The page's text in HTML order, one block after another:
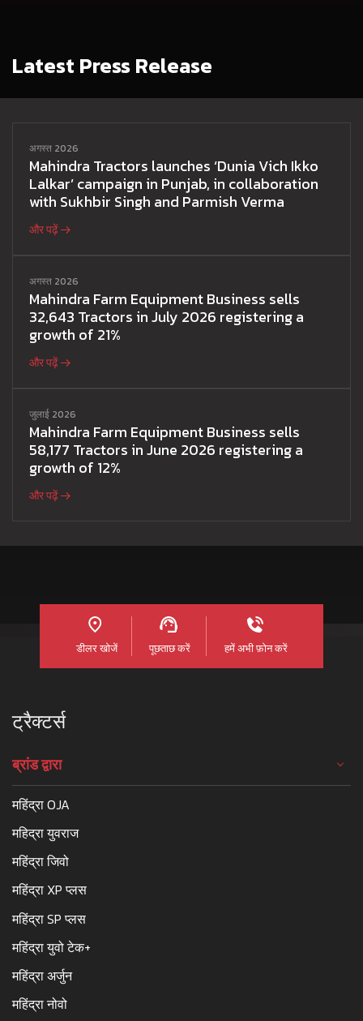
Latest Press Release
अगस्त 2026
Mahindra Tractors launches ‘Dunia Vich Ikko
Lalkar’ campaign in Punjab, in collaboration
with Sukhbir Singh and Parmish Verma
और पढ़ें
अगस्त 2026
Mahindra Farm Equipment Business sells
32,643 Tractors in July 2026 registering a
growth of 21%
और पढ़ें
जुलाई 2026
Mahindra Farm Equipment Business sells
58,177 Tractors in June 2026 registering a
growth of 12%
और पढ़ें
डीलर खोजें पूछताछ करें हमें अभी फ़ोन करें
ट्रैक्टर्स
ब्रांड द्वारा
महिंद्रा OJA
महिद्रा युवराज
महिंद्रा जिवो
महिंद्रा XP प्लस
महिंद्रा SP प्लस
महिंद्रा युवो टेक+
महिंद्रा अर्जुन
महिंद्रा नोवो